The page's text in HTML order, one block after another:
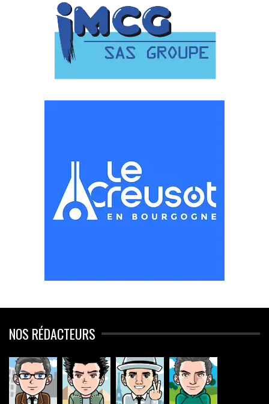
NOS RÉDACTEURS